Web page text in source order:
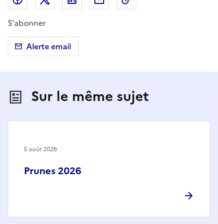
S'abonner
Alerte email
Sur le même sujet
Prunes 2026
5 août 2026